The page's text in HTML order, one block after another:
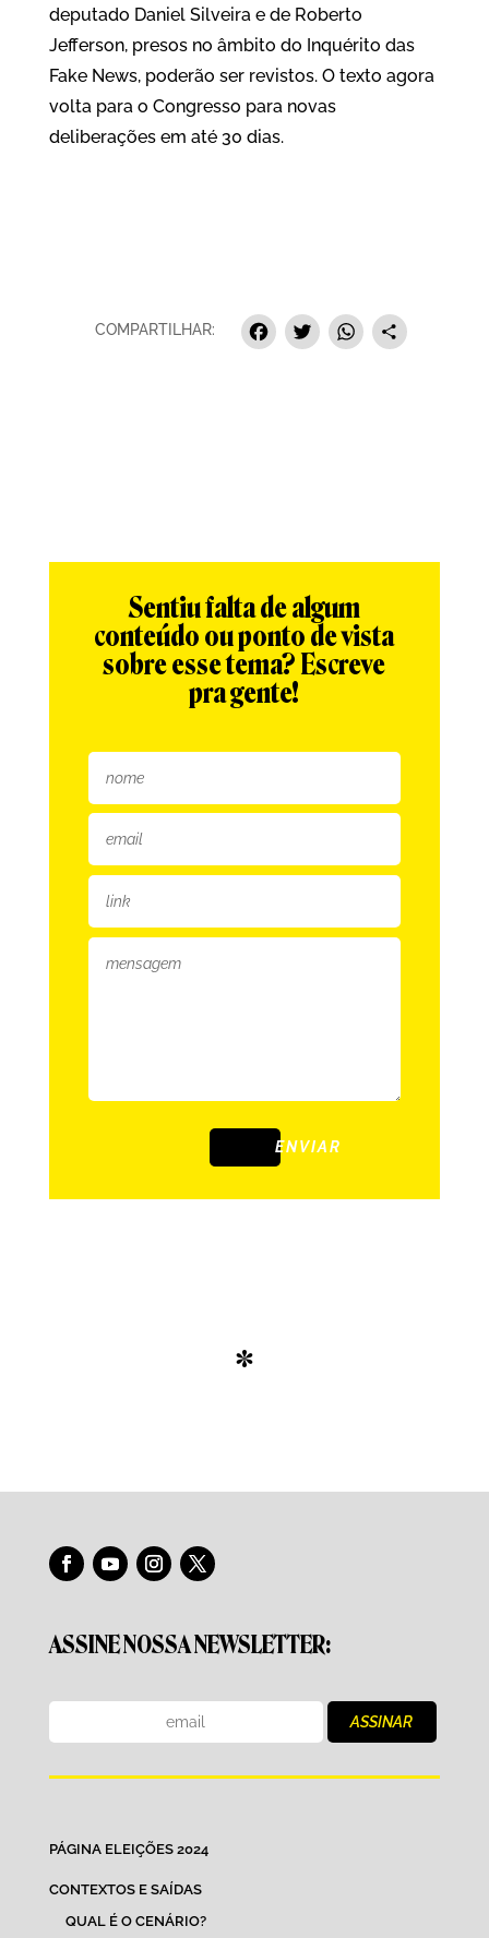
deputado Daniel Silveira e de Roberto
Jefferson, presos no âmbito do Inquérito das
Fake News, poderão ser revistos. O texto agora
volta para o Congresso para novas
deliberações em até 30 dias.
COMPARTILHAR: Facebook
Twitter
Sentiu falta de algum
conteúdo ou ponto de vista
sobre esse tema? Escreve
pra gente!
ENVIAR
*
ASSINE NOSSA NEWSLETTER:
PÁGINA ELEIÇÕES 2024
CONTEXTOS E SAÍDAS
QUAL É O CENÁRIO?